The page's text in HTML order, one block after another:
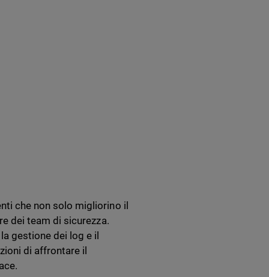
che non solo migliorino il
dei team di sicurezza.
gestione dei log e il
di affrontare il